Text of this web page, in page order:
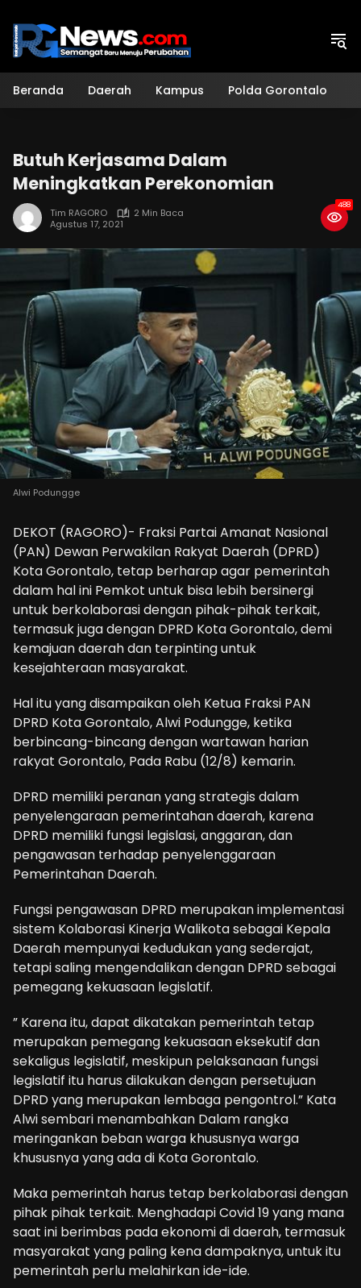
konten
Beranda Daerah Kampus Polda Gorontalo
Butuh Kerjasama Dalam
Meningkatkan Perekonomian
Tim RAGORO
2 Min Baca
Agustus 17, 2021
488
Alwi Podungge
DEKOT (RAGORO)- Fraksi Partai Amanat Nasional
(PAN) Dewan Perwakilan Rakyat Daerah (DPRD)
Kota Gorontalo, tetap berharap agar pemerintah
dalam hal ini Pemkot untuk bisa lebih bersinergi
untuk berkolaborasi dengan pihak-pihak terkait,
termasuk juga dengan DPRD Kota Gorontalo, demi
kemajuan daerah dan terpinting untuk
kesejahteraan masyarakat.
Hal itu yang disampaikan oleh Ketua Fraksi PAN
DPRD Kota Gorontalo, Alwi Podungge, ketika
berbincang-bincang dengan wartawan harian
rakyat Gorontalo, Pada Rabu (12/8) kemarin.
DPRD memiliki peranan yang strategis dalam
penyelengaraan pemerintahan daerah, karena
DPRD memiliki fungsi legislasi, anggaran, dan
pengawasan terhadap penyelenggaraan
Pemerintahan Daerah.
Fungsi pengawasan DPRD merupakan implementasi
sistem Kolaborasi Kinerja Walikota sebagai Kepala
Daerah mempunyai kedudukan yang sederajat,
tetapi saling mengendalikan dengan DPRD sebagai
pemegang kekuasaan legislatif.
” Karena itu, dapat dikatakan pemerintah tetap
merupakan pemegang kekuasaan eksekutif dan
sekaligus legislatif, meskipun pelaksanaan fungsi
legislatif itu harus dilakukan dengan persetujuan
DPRD yang merupakan lembaga pengontrol.” Kata
Alwi sembari menambahkan Dalam rangka
meringankan beban warga khususnya warga
khususnya yang ada di Kota Gorontalo.
Maka pemerintah harus tetap berkolaborasi dengan
pihak pihak terkait. Menghadapi Covid 19 yang mana
saat ini berimbas pada ekonomi di daerah, termasuk
masyarakat yang paling kena dampaknya, untuk itu
pemerintah perlu melahirkan ide-ide.